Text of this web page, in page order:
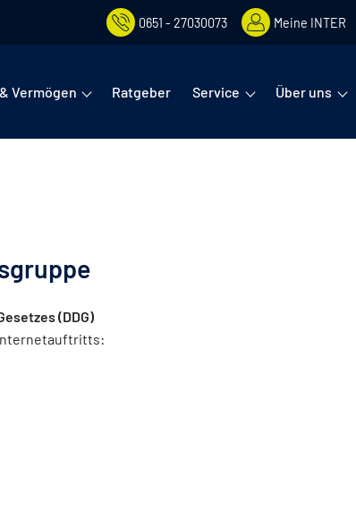
0651 - 27030073 Meine INTER
Tab steuern. Untermenüs öffnet man mit der
Vermögen Ratgeber Service Über uns
(DDG)